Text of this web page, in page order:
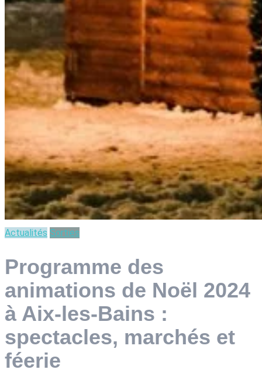
Actualités Sorties
Programme des
animations de Noël 2024
à Aix-les-Bains :
spectacles, marchés et
féerie